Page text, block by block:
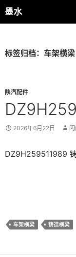
跳
至
墨水
搜
索
标签归档：车架横梁
陕汽配件
2026年6月22日
DZ9H259511989
车架横梁 铸造横梁